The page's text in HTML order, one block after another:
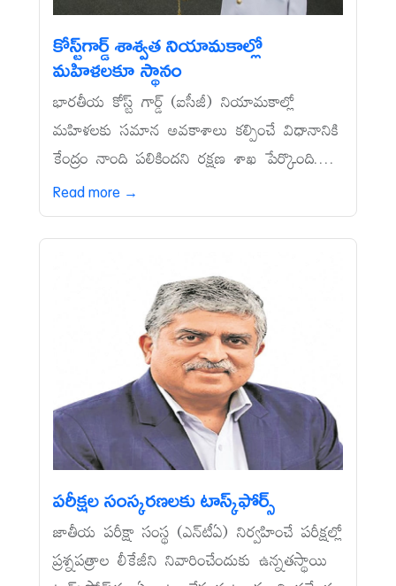
కోస్ట్‌గార్డ్‌ శాశ్వత నియామకాల్లో
మహిళలకూ స్థానం
భారతీయ కోస్ట్‌ గార్డ్‌ (ఐసీజీ) నియామకాల్లో
మహిళలకు సమాన అవకాశాలు కల్పించే విధానానికి
కేంద్రం నాంది పలికిందని రక్షణ శాఖ పేర్కొంది....
Read more →
పరీక్షల సంస్కరణలకు టాస్క్‌ఫోర్స్‌
జాతీయ పరీక్షా సంస్థ (ఎన్‌టీఏ) నిర్వహించే పరీక్షల్లో
ప్రశ్నపత్రాల లీకేజీని నివారించేందుకు ఉన్నతస్థాయి